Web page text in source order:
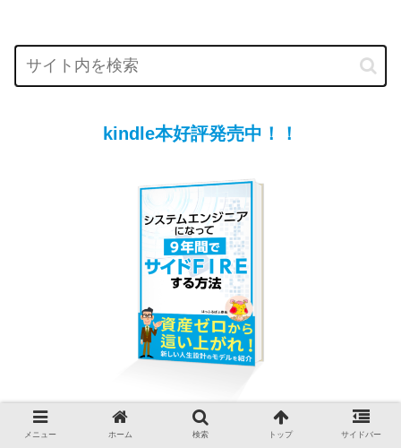
kindle本好評発売中！！
資産０円からシステムエンジニアになって９年間でサイドFIRE（セミ
メニュー ホーム 検索 トップ サイドバー